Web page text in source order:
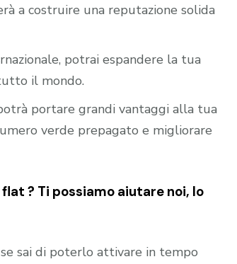
a costruire una reputazione solida
potrai espandere la tua
il mondo.
portare grandi vantaggi alla tua
verde prepagato e migliorare
? Ti possiamo aiutare noi, lo
sai di poterlo attivare in tempo